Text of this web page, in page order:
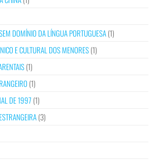
DOMÍNIO DA LÍNGUA PORTUGUESA(1)
E CULTURAL DOS MENORES(1)
(1)
(1)
DE 1997 (1)
(3)